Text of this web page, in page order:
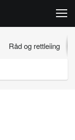
Råd og rettleiing